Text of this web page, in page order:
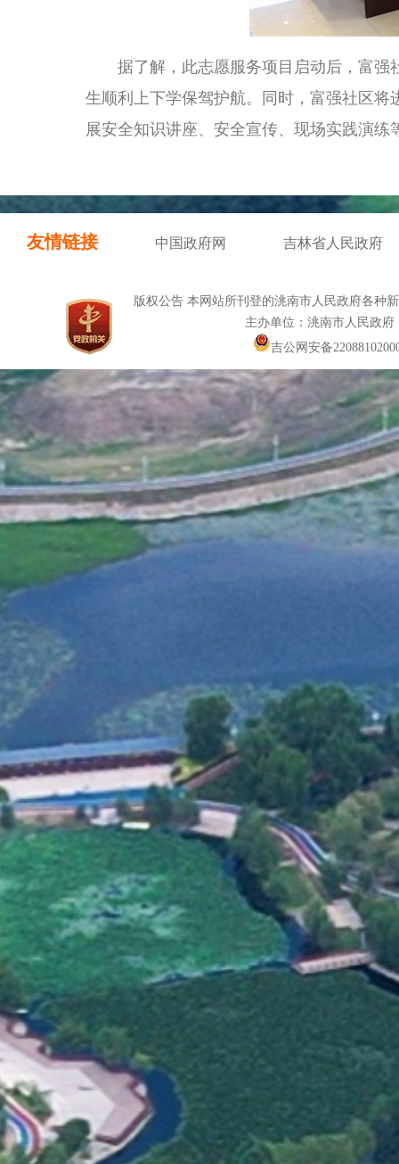
据了解，此志愿服务项目启动后，富强
生顺利上下学保驾护航。同时，富强社区
展安全知识讲座、安全宣传、现场实践演
友情链接 中国政府网 吉林省人民政府
版权公告 本网站所刊登的洮南市人民政府各种
主办单位：洮南市人民政
吉公网安备